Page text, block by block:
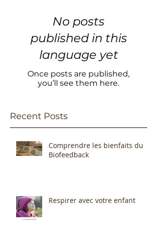
No posts
published in this
language yet
Once posts are published,
you’ll see them here.
Recent Posts
Comprendre les bienfaits du
Biofeedback
Respirer avec votre enfant